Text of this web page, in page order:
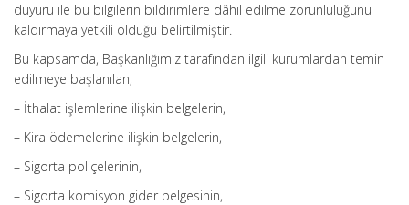
duyuru ile bu bilgilerin bildirimlere dâhil edilme zorunluluğunu
kaldırmaya yetkili olduğu belirtilmiştir.
Bu kapsamda, Başkanlığımız tarafından ilgili kurumlardan temin
edilmeye başlanılan;
– İthalat işlemlerine ilişkin belgelerin,
– Kira ödemelerine ilişkin belgelerin,
– Sigorta poliçelerinin,
– Sigorta komisyon gider belgesinin,